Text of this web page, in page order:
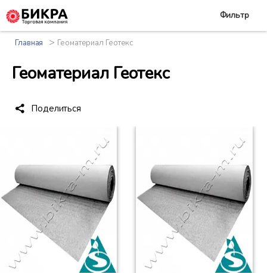
Главная > Геоматериал Геотекс
Геоматериал Геотекс
Поделиться
Фильтр